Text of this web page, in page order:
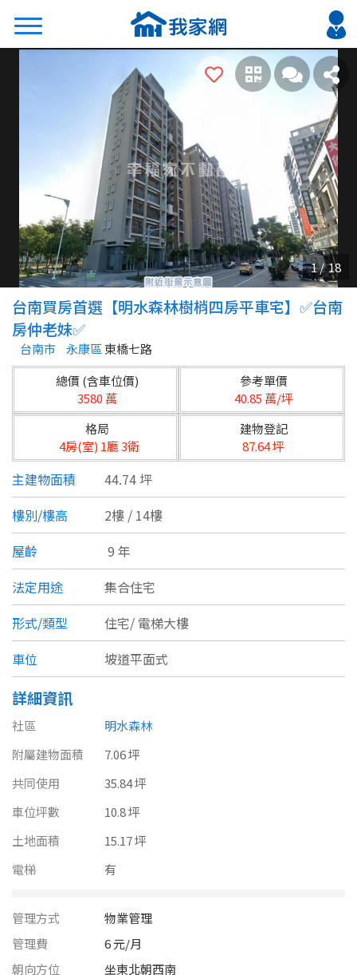
搜尋
熱門關鍵字
2026 台北降價好屋限量釋出
2026 新北降價好屋限量釋出
2026 台中降價好屋限量釋出
2026 台南降價好屋限量釋出
2026 高雄降價好屋限量釋出
縣市
不限
台北市
基隆市
新北市
宜蘭縣
桃園市
新竹市
新竹縣
苗栗縣
台中市
彰化縣
南投縣
雲林縣
嘉義市
台南市
屏東縣
區域
類型(可複選)
不拘 公寓 電梯大樓 套房
別墅 透天厝 樓中樓 華廈
農舍 辦公 店面 工廠
坪數
20~30 坪
40~50 坪
台南買房首選【明水森林樹梢四房平車宅】✅台南
房仲老妹✅
台南市 永康區 東橋七路
總價 (含車位價)
3580 萬
參考單價
40.85 萬/坪
格局
4房(室) 1廳 3衛
建物登記
87.64 坪
主建物面積
44.74 坪
樓別/樓高
2樓 / 14樓
屋齡
9 年
法定用途
集合住宅
形式/類型
住宅/ 電梯大樓
車位
坡道平面式
詳細資訊
社區
明水森林
附屬建物面積
7.06 坪
共同使用
35.84 坪
車位坪數
10.8 坪
土地面積
15.17 坪
電梯
有
管理方式
物業管理
管理費
6 元/月
朝向方位
坐東北朝西南